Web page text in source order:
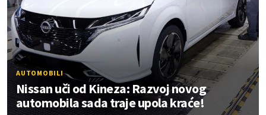
AUTOMOBILI
Nissan uči od Kineza: Razvoj novog
automobila sada traje upola kraće!